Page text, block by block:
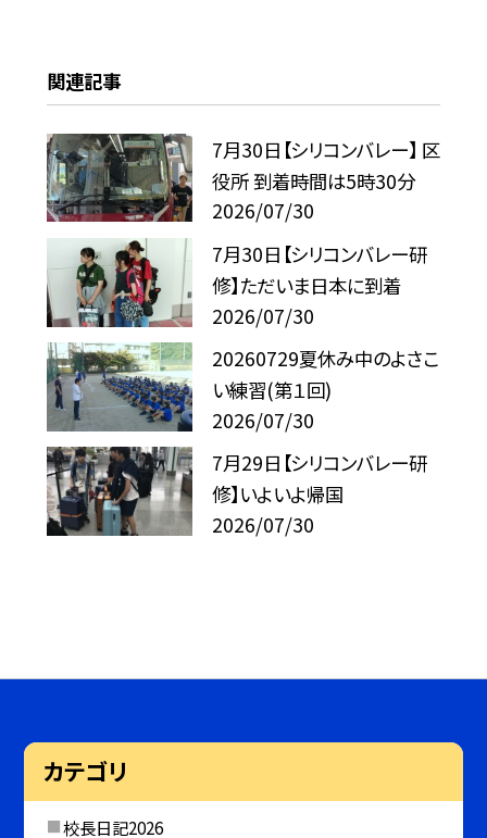
関連記事
7月30日【シリコンバレー】 区
役所 到着時間は5時30分
2026/07/30
7月30日【シリコンバレー研
修】ただいま日本に到着
2026/07/30
20260729夏休み中のよさこ
い練習(第１回)
2026/07/30
7月29日【シリコンバレー研
修】いよいよ帰国
2026/07/30
カテゴリ
校長日記2026